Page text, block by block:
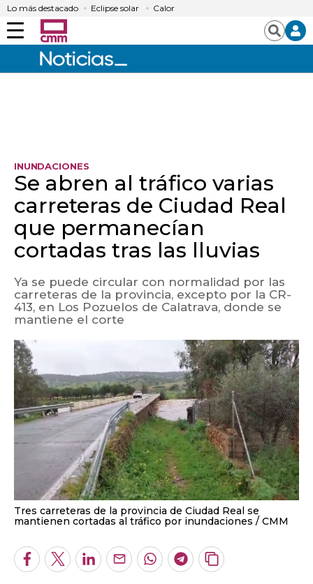
Lo más destacado Eclipse solar Calor
Menú Buscar
que permanecían
cortadas tras las lluvias
Ya se puede circular con normalidad por las
carreteras de la provincia, excepto por la CR-
413, en Los Pozuelos de Calatrava, donde se
mantiene el corte
Tres carreteras de la provincia de Ciudad Real se
mantienen cortadas al tráfico por inundaciones
CMM
Facebook
TwitterLinkedInEnviar
por
Email
WhatsappTelegram
Copiar
URL
del
ALERTAS DE ESTE AUTOR
01.04.2024 08:48